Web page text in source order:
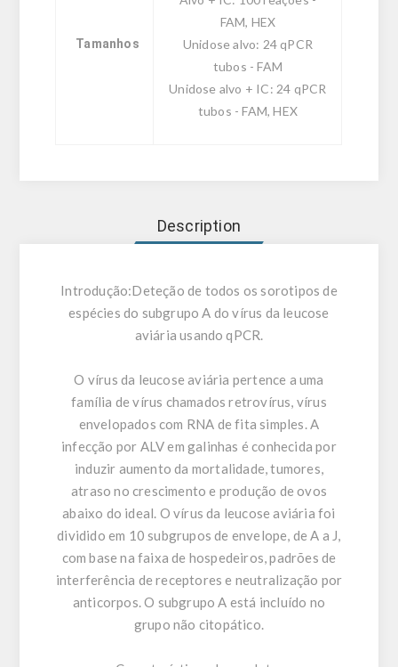
Tamanhos
FAM, HEX
Unidose alvo: 24 qPCR
tubos - FAM
Unidose alvo + IC: 24 qPCR
tubos - FAM, HEX
Description
Introdução:Deteção de todos os sorotipos de
espécies do subgrupo A do vírus da leucose
aviária usando qPCR.
O vírus da leucose aviária pertence a uma
família de vírus chamados retrovírus, vírus
envelopados com RNA de fita simples. A
infecção por ALV em galinhas é conhecida por
induzir aumento da mortalidade, tumores,
atraso no crescimento e produção de ovos
abaixo do ideal. O vírus da leucose aviária foi
dividido em 10 subgrupos de envelope, de A a J,
com base na faixa de hospedeiros, padrões de
interferência de receptores e neutralização por
anticorpos. O subgrupo A está incluído no
grupo não citopático.